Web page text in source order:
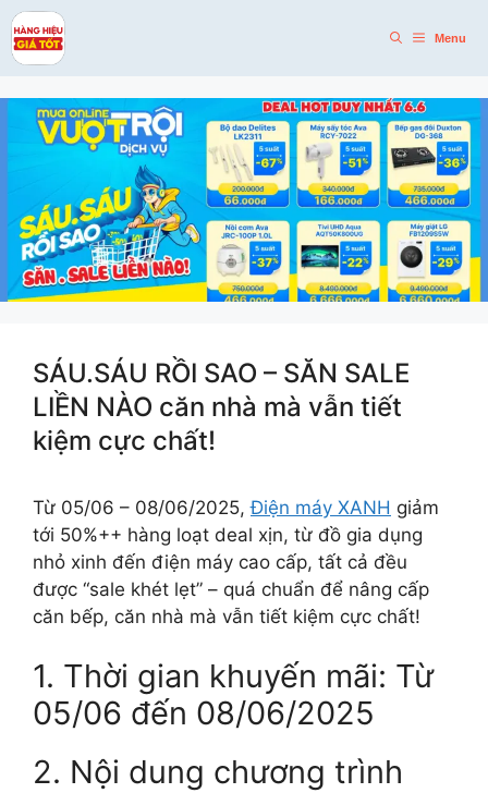
Skip
to
content
Menu
SÁU.SÁU RỒI SAO – SĂN SALE
LIỀN NÀO căn nhà mà vẫn tiết
kiệm cực chất!
Từ 05/06 – 08/06/2025,Điện máy XANH giảm
tới 50%++ hàng loạt deal xịn, từ đồ gia dụng
nhỏ xinh đến điện máy cao cấp, tất cả đều
được “sale khét lẹt” – quá chuẩn để nâng cấp
căn bếp, căn nhà mà vẫn tiết kiệm cực chất!
1. Thời gian khuyến mãi: Từ
05/06 đến 08/06/2025
2. Nội dung chương trình